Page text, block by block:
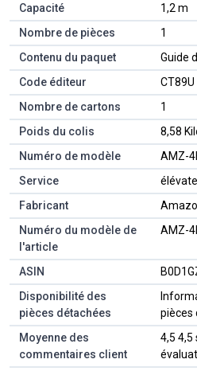
Capacité
‎1,2 m
Nombre de pièces
‎1
Contenu du paquet
‎Guide
Code éditeur
‎CT89U
Nombre de cartons
‎1
Poids du colis
‎8,58
Numéro de modèle
‎AMZ-
Service
Fabricant
Numéro du modèle de
l'article
‎AMZ-
ASIN
Disponibilité des
pièces détachées
pièces
Moyenne des
commentaires client
4,5 4,5